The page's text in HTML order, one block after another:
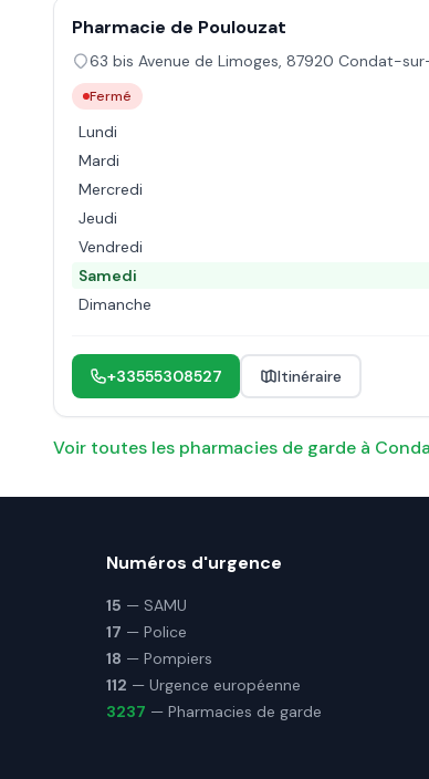
Pharmacie de Poulouzat
63 bis Avenue de Limoges, 87920 Condat-
Fermé
Lundi
Mardi
Mercredi
Jeudi
Vendredi
Samedi
Dimanche
+33555308527 Itinéraire
Voir toutes les pharmacies de garde à
Numéros d'urgence
15 — SAMU
17 — Police
18 — Pompiers
112 — Urgence européenne
3237 — Pharmacies de garde